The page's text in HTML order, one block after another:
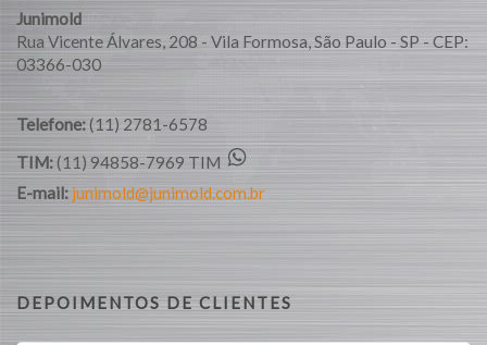
Junimold
Rua Vicente Álvares, 208 - Vila Formosa, São Paulo - SP - CEP:
03366-030
Telefone:(11) 2781-6578
TIM:(11) 94858-7969 TIM
E-mail: junimold@junimold.com.br
DEPOIMENTOS DE CLIENTES